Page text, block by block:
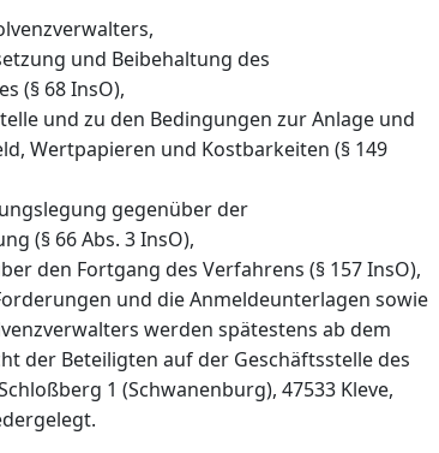
und Beibehaltung des
(§ 68 InsO),
und zu den Bedingungen zur Anlage und
Wertpapieren und Kostbarkeiten (§ 149
gegenüber der
(§ 66 Abs. 3 InsO),
den Fortgang des Verfahrens (§ 157 InsO),
und die Anmeldeunterlagen sowie
werden spätestens ab dem
der Beteiligten auf der Geschäftsstelle des
1 (Schwanenburg), 47533 Kleve,